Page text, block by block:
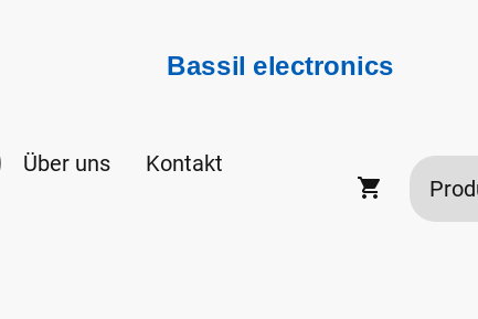
Bassil electronics
Über uns
Kontakt